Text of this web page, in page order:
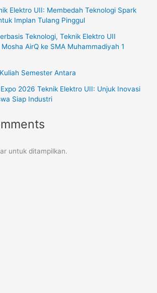
Elektro UII: Membedah Teknologi Spark
Implan Tulang Pinggul
Teknologi, Teknik Elektro UII
AirQ ke SMA Muhammadiyah 1
Semester Antara
2026 Teknik Elektro UII: Unjuk Inovasi
Siap Industri
untuk ditampilkan.